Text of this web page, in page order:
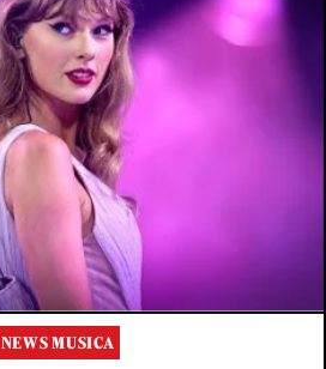
NEWS MUSICA